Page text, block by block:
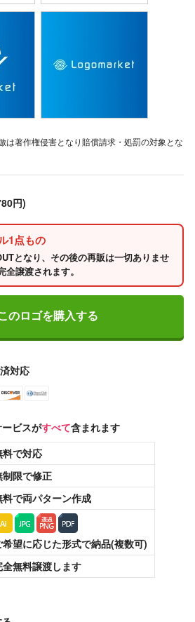
は著作権侵害となり賠償請求・処罰の対象とな
円)
1点もの
となり、その後の再販は一切ありませ
譲渡されます。
のロゴを購入する
対応
ビスがすべて含まれます
料で対応
制限で修正
料で両パターン作成
希望に応じた形式で納品(複数可)
全無料譲渡します